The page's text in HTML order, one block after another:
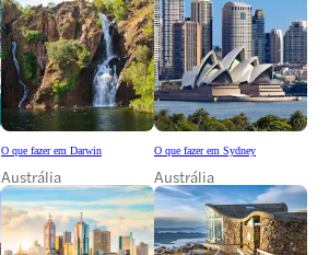
O que fazer em Darwin
Austrália
O que fazer em Sydney
Austrália